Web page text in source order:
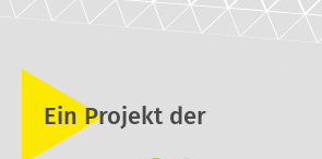
Ein Projekt der